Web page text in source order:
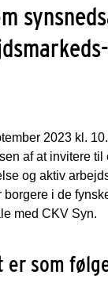
2023 kl.
af at invitere til
og aktiv
borgere i de
med CKV Syn.
er som